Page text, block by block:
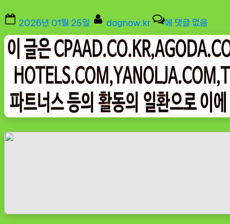
Posted
on
2026년 01월 25일 By
dognow.kr
[도
그
나
ㅣ
인
기
상
품]
에 댓글 없음